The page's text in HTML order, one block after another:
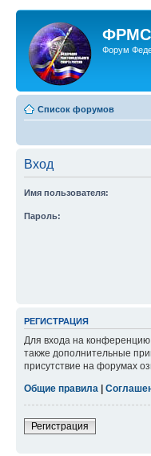
ФРМС
Форум
Список форумов
Вход
Имя пользователя:
Пароль:
РЕГИСТРАЦИЯ
Для входа на конференцию
также дополнительные
присутствие на форумах
Общие правила |
Регистрация